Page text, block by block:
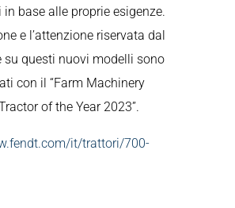
base alle proprie esigenze.
e l’attenzione riservata dal
su questi nuovi modelli sono
con il “Farm Machinery
of the Year 2023”.
it/trattori/700-